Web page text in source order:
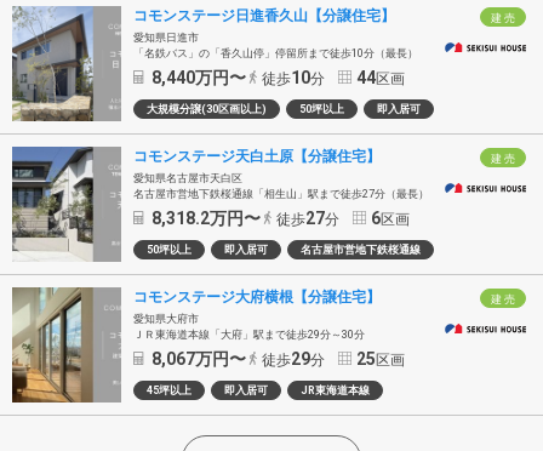
建 売
コモンステージ日進香久山【分譲住宅】
愛知県日進市
「名鉄バス」の「香久山停」停留所まで徒歩10分（最長）
8,440万円〜 徒歩10分 44区画
大規模分譲(30区画以上) 50坪以上 即入居可
建 売
コモンステージ天白土原【分譲住宅】
愛知県名古屋市天白区
名古屋市営地下鉄桜通線「相生山」駅まで徒歩27分（最長）
8,318.2万円〜 徒歩27分 6区画
50坪以上 即入居可 名古屋市営地下鉄桜通線
建 売
コモンステージ大府横根【分譲住宅】
愛知県大府市
ＪＲ東海道本線「大府」駅まで徒歩29分～30分
8,067万円〜 徒歩29分 25 区画
45坪以上 即入居可 JR東海道本線